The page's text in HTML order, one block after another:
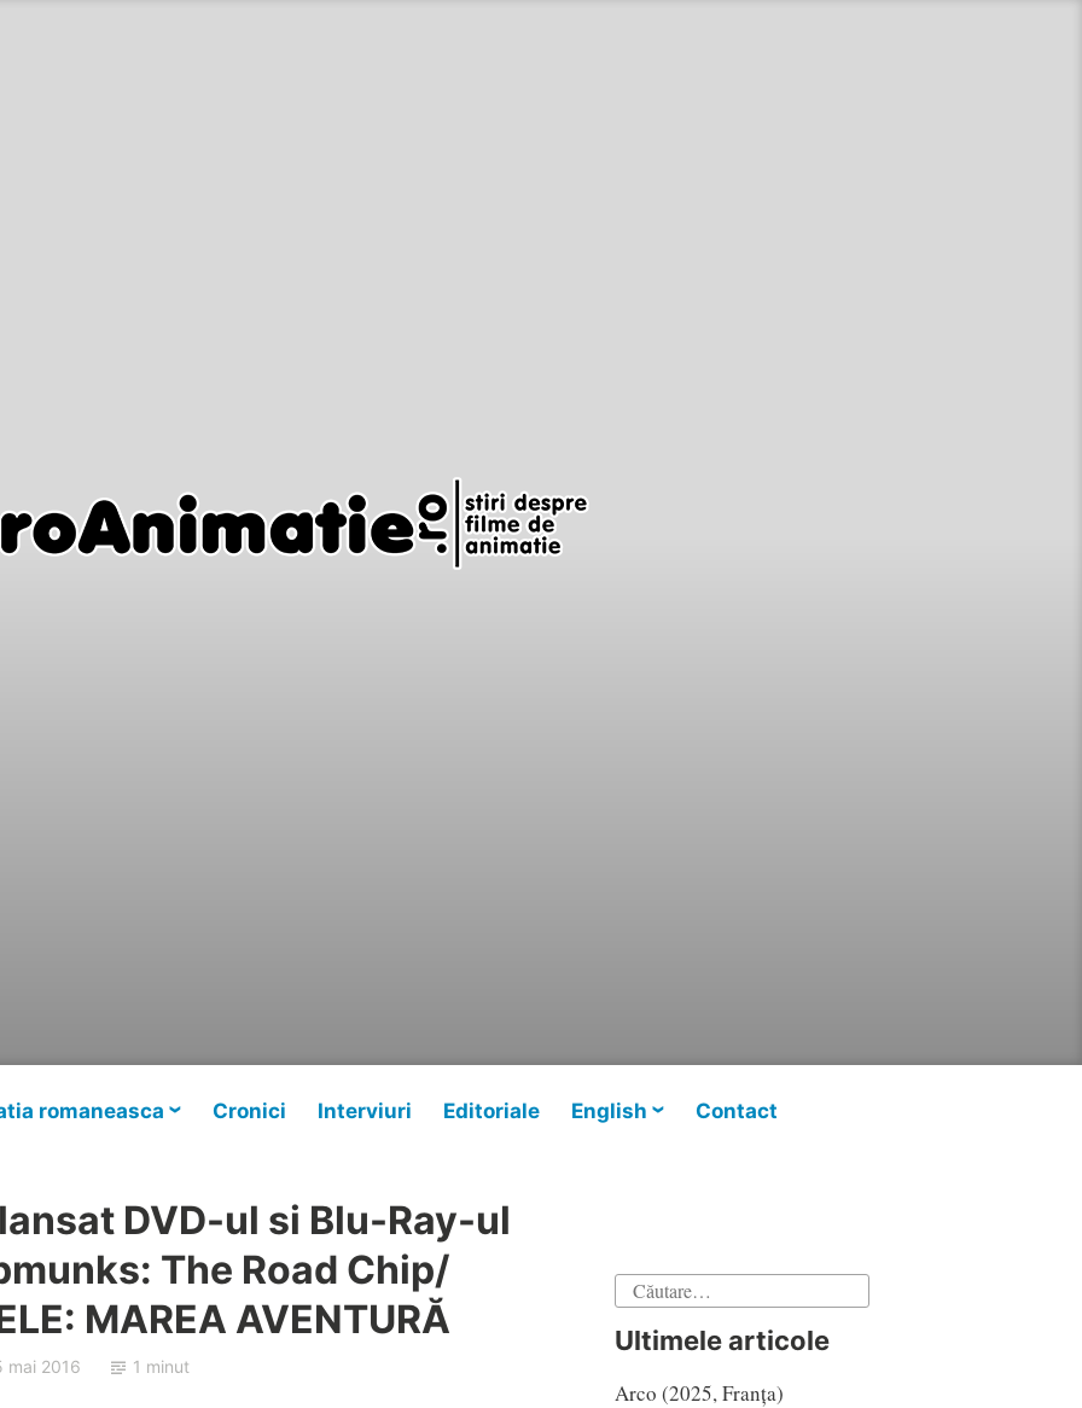
romaneasca Cronici Interviuri Editoriale English Contact
DVD-ul si Blu-Ray-ul
The Road Chip/
MAREA AVENTURĂ
mai 2016 1 minut
Caută
Ultimele articole
Arco (2025, Franța)